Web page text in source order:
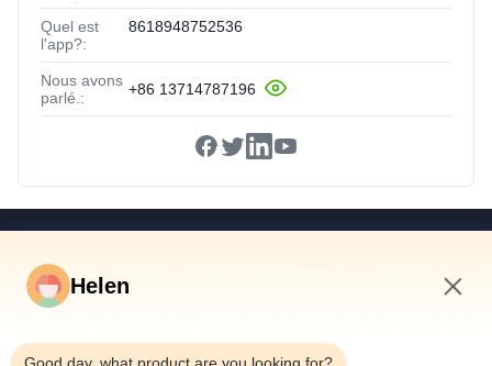
Quel est
l'app?:
8618948752536
Nous avons
parlé.:
+86 13714787196
Vidéos
Helen